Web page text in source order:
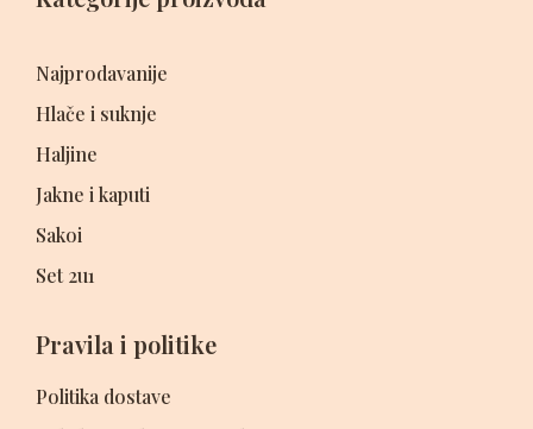
Najprodavanije
Hlače i suknje
Haljine
Jakne i kaputi
Sakoi
Set 2u1
Pravila i politike
Politika dostave